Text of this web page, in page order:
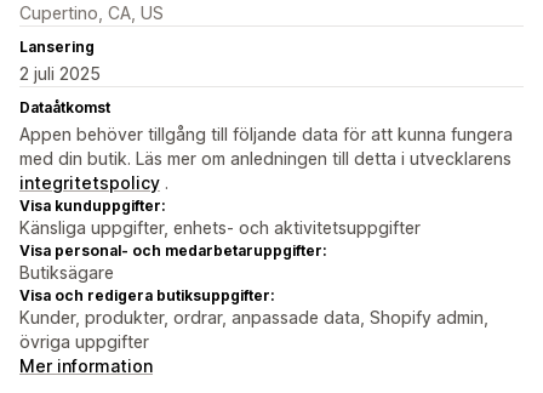
Cupertino, CA, US
Lansering
2 juli 2025
Dataåtkomst
Appen behöver tillgång till följande data för att kunna fungera
med din butik. Läs mer om anledningen till detta i utvecklarens
integritetspolicy .
Visa kunduppgifter:
Känsliga uppgifter, enhets- och aktivitetsuppgifter
Visa personal- och medarbetaruppgifter:
Butiksägare
Visa och redigera butiksuppgifter:
Kunder, produkter, ordrar, anpassade data, Shopify admin,
övriga uppgifter
Mer information